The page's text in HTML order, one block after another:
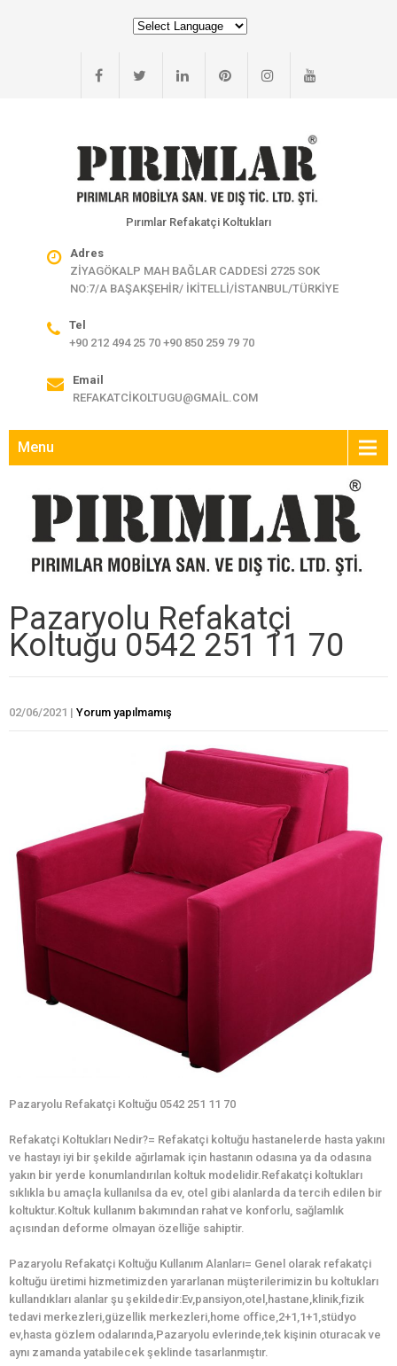
Pırımlar Refakatçi Koltukları
Adres
ZİYAGÖKALP MAH BAĞLAR CADDESİ 2725 SOK
NO:7/A BAŞAKŞEHİR/ İKİTELLİ/İSTANBUL/TÜRKİYE
Tel
+90 212 494 25 70 +90 850 259 79 70
Email
REFAKATCIKOLTUGU@GMAIL.COM
Menu
Pazaryolu Refakatçi
Koltuğu 0542 251 11 70
02/06/2021 | Yorum yapılmamış
Pazaryolu Refakatçi Koltuğu 0542 251 11 70
Refakatçi Koltukları Nedir?= Refakatçi koltuğu hastanelerde hasta yakını
ve hastayı iyi bir şekilde ağırlamak için hastanın odasına ya da odasına
yakın bir yerde konumlandırılan koltuk modelidir.Refakatçi koltukları
sıklıkla bu amaçla kullanılsa da ev, otel gibi alanlarda da tercih edilen bir
koltuktur.Koltuk kullanım bakımından rahat ve konforlu, sağlamlık
açısından deforme olmayan özelliğe sahiptir.
Pazaryolu Refakatçi Koltuğu Kullanım Alanları= Genel olarak refakatçi
koltuğu üretimi hizmetimizden yararlanan müşterilerimizin bu koltukları
kullandıkları alanlar şu şekildedir:Ev,pansiyon,otel,hastane,klinik,fizik
tedavi merkezleri,güzellik merkezleri,home office,2+1,1+1,stüdyo
ev,hasta gözlem odalarında,Pazaryolu evlerinde,tek kişinin oturacak ve
aynı zamanda yatabilecek şeklinde tasarlanmıştır.